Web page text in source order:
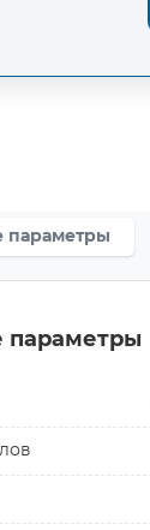
параметры
параметры